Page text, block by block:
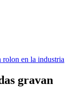
rolon en la industria
gravan